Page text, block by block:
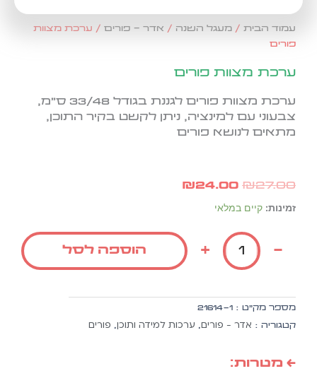
עמוד הבית/מעגל השנה/ אדר - פורים/ ערכת מצוות
פורים
ערכת מצוות פורים
ערכת מצוות פורים לגננת ב גודל 33/48 ס"מ
,
צבעוני עם למינציה, ניתן לקשט בקיר התוכן,
מתאים לנושא פורים
₪27.00
המקורי
היה:
₪24.00
הנוכחי
זמינות: קיים במלאי
כמות
ערכת
מצוות
פורים
הוספה לסל
מספר מק״ט :21614-1
קטגוריה : אדר - פורים,ערכות למידה ותוכן,פורים
← מטרות: